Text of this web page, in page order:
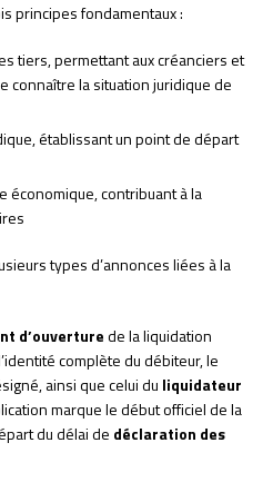
principes fondamentaux :
tiers, permettant aux créanciers et
connaître la situation juridique de
établissant un point de départ
économique, contribuant à la
types d’annonces liées à la
d’ouverturede la liquidation
complète du débiteur, le
ainsi que celui du liquidateur
marque le début officiel de la
du délai de déclaration des